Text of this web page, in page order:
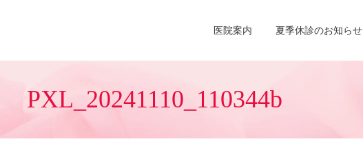
医院案内 夏季休診のお知らせ
PXL_20241110_110344b